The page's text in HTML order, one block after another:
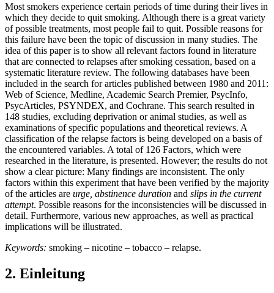
Most smokers experience certain periods of time during their lives in
which they decide to quit smoking. Although there is a great variety
of possible treatments, most people fail to quit. Possible reasons for
this failure have been the topic of discussion in many studies. The
idea of this paper is to show all relevant factors found in literature
that are connected to relapses after smoking cessation, based on a
systematic literature review. The following databases have been
included in the search for articles published between 1980 and 2011:
Web of Science, Medline, Academic Search Premier, PsycInfo,
PsycArticles, PSYNDEX, and Cochrane. This search resulted in
148 studies, excluding deprivation or animal studies, as well as
examinations of specific populations and theoretical reviews. A
classification of the relapse factors is being developed on a basis of
the encountered variables. A total of 126 Factors, which were
researched in the literature, is presented. However; the results do not
show a clear picture: Many findings are inconsistent. The only
factors within this experiment that have been verified by the majority
of the articles are urge, abstinence duration and slips in the current
attempt. Possible reasons for the inconsistencies will be discussed in
detail. Furthermore, various new approaches, as well as practical
implications will be illustrated.
Keywords: smoking – nicotine – tobacco – relapse.
2. Einleitung